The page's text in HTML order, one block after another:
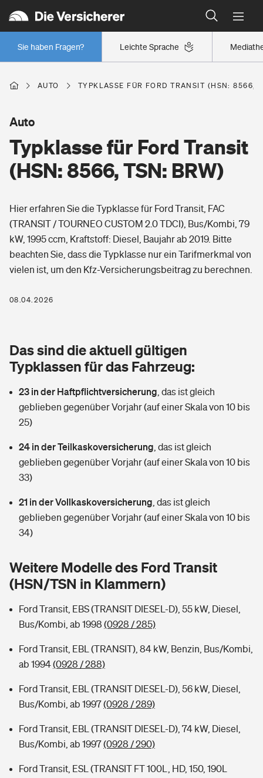
Leichte Sprache
Sie haben Fragen?
Wer versichert was: Jetzt Versicherer finden
Regionalklassen: So ist Ihre Region eingestuft
Wer versichert was: Jetzt Versicherer finden
Berufsunfähigkeitsversicherung
Erwerbsunfähigkeitsversicherung
Grundfähigkeitsversicherung
Arbeitsrechtsschutz
Berufshaftpflichtversicherung
Zur Übersicht
Tools
Wer versichert was: Jetzt Versicherer finden
Sie haben Fragen?
Wohnen
Glasversicherung
Mietkautionsversicherung
Restkreditversicherung
Zur Übersicht
Tools
Wer versichert was: Jetzt Versicherer finden
Sie haben Fragen?
Freizeit
Pri­vate Haft­pflicht­
Kinderunfall­ver­si­che­rung
Kinderinvalidität
Hundehalter-Haftpflicht
Handyversicherung
Musikinstrumentenversicherung
Kinderunfall-Check: Mehr Sicherheit für deine Kids
Typklassen: So ist Ihr Auto eingestuft
Gesundheit
Private Krankenversicherung
Dread-Disease-Versicherung
Tierkrankenversicherung
Zur Übersicht
Tools
Wer versichert was: Jetzt Versicherer finden
Sie haben Fragen?
Rentenrechner: Wie viel Geld bekomme ich im Alter?
AUTO TYPKLASSE FÜR FORD TRANSIT (HSN: 8566,
Typklasse für Ford Transit
(HSN: 8566, TSN: BRW)
Auto
Hier erfahren Sie die Typklasse für Ford Transit, FAC
(TRANSIT / TOURNEO CUSTOM 2.0 TDCI), Bus/Kombi, 79
kW, 1995 ccm, Kraftstoff: Diesel, Baujahr ab 2019. Bitte
beachten Sie, dass die Typklasse nur ein Tarifmerkmal von
vielen ist, um den Kfz-Versicherungsbeitrag zu berechnen.
08.04.2026
Das sind die aktuell gültigen
Typklassen für das Fahrzeug:
23 in der Haftpflichtversicherung das ist gleich
geblieben gegenüber Vorjahr (auf einer Skala von 10 bis
25)
24 in der Teilkaskoversicherung das ist gleich
geblieben gegenüber Vorjahr (auf einer Skala von 10 bis
33)
21 in der Vollkaskoversicherung das ist gleich
geblieben gegenüber Vorjahr (auf einer Skala von 10 bis
34)
Weitere Modelle des Ford Transit
(HSN/TSN in Klammern)
Ford Transit, EBS (TRANSIT DIESEL-D), 55 kW, Diesel,
Bus/Kombi, ab 1998 (0928 / 285)
Ford Transit, EBL (TRANSIT), 84 kW, Benzin, Bus/Kombi,
ab 1994(0928 / 288)
Ford Transit, EBL (TRANSIT DIESEL-D), 56 kW, Diesel,
Bus/Kombi, ab 1997(0928 / 289)
Ford Transit, EBL (TRANSIT DIESEL-D), 74 kW, Diesel,
Bus/Kombi, ab 1997(0928 / 290)
Ford Transit, ESL (TRANSIT FT 100L, HD, 150, 190L